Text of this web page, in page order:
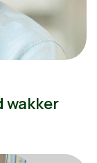
wakker